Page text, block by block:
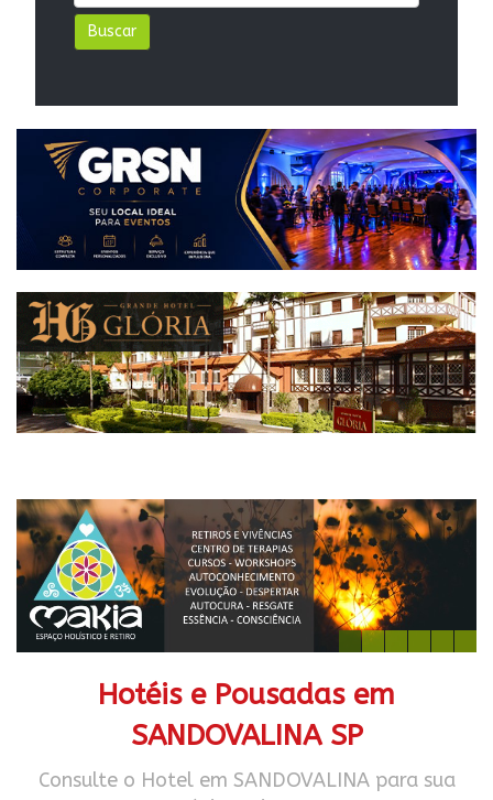
Hotéis e Pousadas em
SANDOVALINA SP
Consulte o Hotel em SANDOVALINA para sua